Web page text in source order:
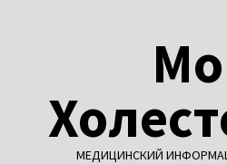
МЕДИЦИНСКИЙ